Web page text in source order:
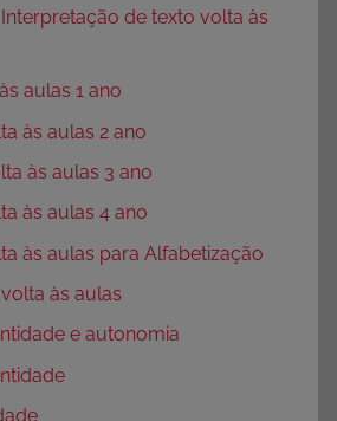
de texto volta às
aulas 1 ano
às aulas 2 ano
às aulas 3 ano
às aulas 4 ano
às aulas para Alfabetização
às aulas
e autonomia